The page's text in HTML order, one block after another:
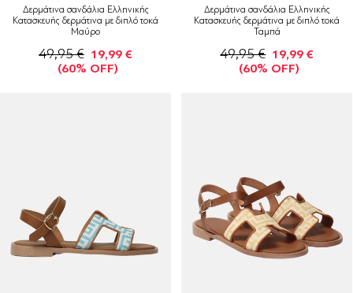
Δερμάτινα σανδάλια Ελληνικής
Κατασκευής δερμάτινα με διπλό τοκά
Μαύρο
49,95 € 19,99 €
(60% OFF)
Δερμάτινα σανδάλια Ελληνικής
Κατασκευής δερμάτινα με διπλό τοκά
Ταμπά
49,95 € 19,99 €
(60% OFF)